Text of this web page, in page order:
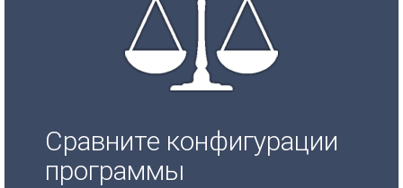
Сравните конфигурации
программы